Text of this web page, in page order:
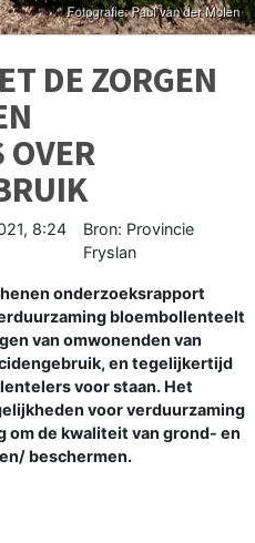
DE ZORGEN
OVER
8:24
Bron: Provincie
Fryslan
onderzoeksrapport
bloembollenteelt
van omwonenden van
en tegelijkertijd
voor staan. Het
voor verduurzaming
om de kwaliteit van grond- en
beschermen.